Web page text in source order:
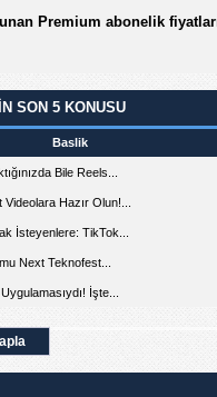
Premium abonelik
SON 5 KONUSU
Baslik
Bile Reels...
Hazır Olun!...
İsteyenlere: TikTok...
Next Teknofest...
İşte...